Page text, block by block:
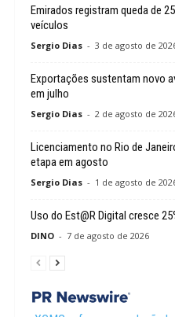
Emirados registram queda de
veículos
Sergio Dias - 3 de agosto de
Exportações sustentam novo
em julho
Sergio Dias - 2 de agosto de
Licenciamento no Rio de
etapa em agosto
Sergio Dias - 1 de agosto de
Uso do Est@R Digital cresce
DINO - 7 de agosto de 2026